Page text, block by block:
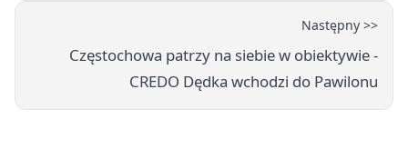
Następny >>
Częstochowa patrzy na siebie w obiektywie -
CREDO Dędka wchodzi do Pawilonu